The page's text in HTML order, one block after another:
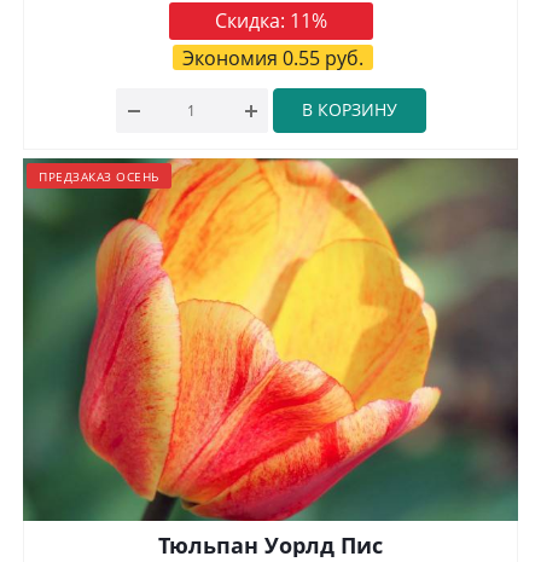
Скидка: 11%
Экономия 0.55руб.
В КОРЗИНУ
ПРЕДЗАКАЗ ОСЕНЬ
Тюльпан Уорлд Пис